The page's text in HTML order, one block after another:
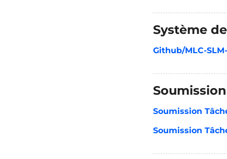
Système
Github/MLC-
Soumission
Soumission